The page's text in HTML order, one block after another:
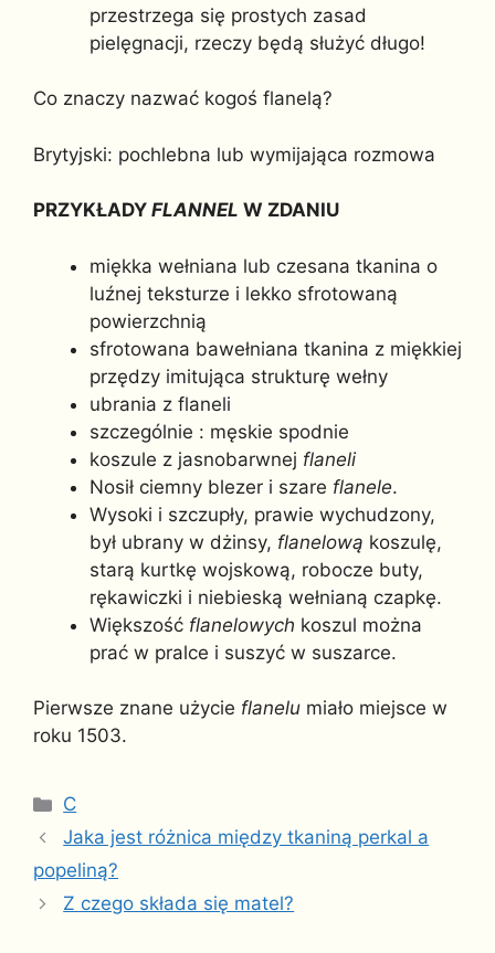
przestrzega się prostych zasad
pielęgnacji, rzeczy będą służyć długo!
Co znaczy nazwać kogoś flanelą?
Brytyjski: pochlebna lub wymijająca rozmowa
PRZYKŁADY FLANNEL W ZDANIU
miękka wełniana lub czesana tkanina o
luźnej teksturze i lekko sfrotowaną
powierzchnią
sfrotowana bawełniana tkanina z miękkiej
przędzy imitująca strukturę wełny
ubrania z flaneli
szczególnie : męskie spodnie
koszule z jasnobarwnej flaneli
Nosił ciemny blezer i szare flanele.
Wysoki i szczupły, prawie wychudzony,
był ubrany w dżinsy, flanelową koszulę,
starą kurtkę wojskową, robocze buty,
rękawiczki i niebieską wełnianą czapkę.
Większość flanelowych koszul można
prać w pralce i suszyć w suszarce.
Pierwsze znane użycie flanelu miało miejsce w
roku 1503.
Kategorie
C
Jaka jest różnica między tkaniną perkal a
popeliną?
Z czego składa się matel?